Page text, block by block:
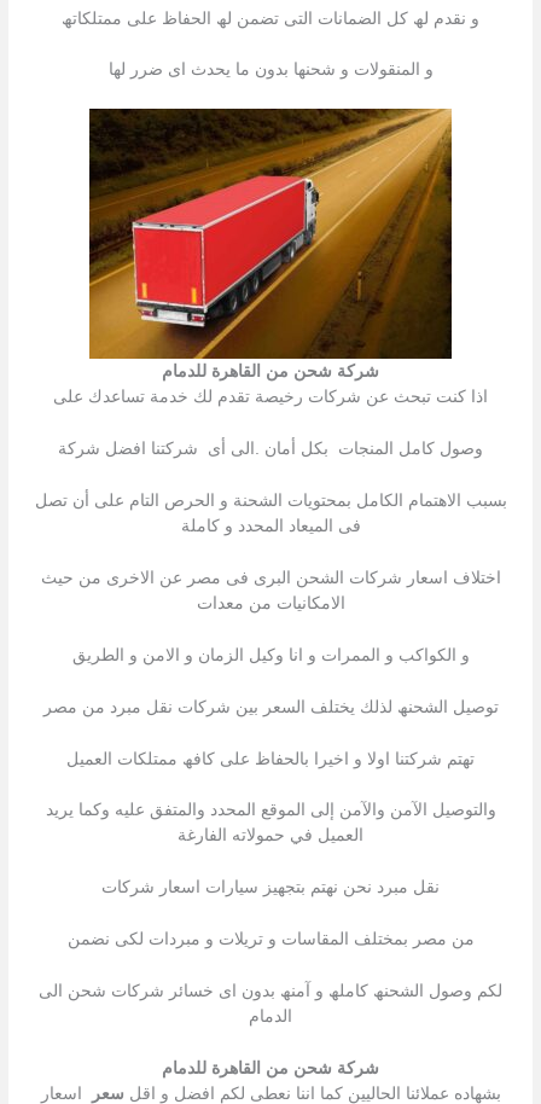
و نقدم لھ كل الضمانات التى تضمن لھ الحفاظ على ممتلكاتھ
و المنقولات و شحنھا بدون ما یحدث اى ضرر لھا
شركة شحن من القاهرة للدمام
اذا كنت تبحث عن شركات رخیصة تقدم لك خدمة تساعدك على
وصول كامل المنجات بكل أمان .الى أى شركتنا افضل شركة
بسبب الاھتمام الكامل بمحتویات الشحنة و الحرص التام على أن تصل
فى المیعاد المحدد و كاملة
اختلاف اسعار شركات الشحن البرى فى مصر عن الاخرى من حیث
الامكانیات من معدات
و الكواكب و الممرات و انا وكيل الزمان و الامن و الطريق
توصیل الشحنھ لذلك یختلف السعر بین شركات نقل مبرد من مصر
تھتم شركتنا اولا و اخیرا بالحفاظ على كافھ ممتلكات العمیل
والتوصيل الآمن والآمن إلى الموقع المحدد والمتفق عليه وكما يريد
العميل في حمولاته الفارغة
نقل مبرد نحن نھتم بتجھیز سیارات اسعار شركات
من مصر بمختلف المقاسات و تریلات و مبردات لكى نضمن
لكم وصول الشحنھ كاملھ و آمنھ بدون اى خسائر شركات شحن الى
الدمام
شركة شحن من القاهرة للدمام
بشھاده عملائنا الحالیین كما اننا نعطى لكم افضل و اقل سعر
اسعار